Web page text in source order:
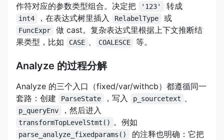
作符对应的参数类型组合。决定把
'123' 转成
int4 ，在表达式树里插入 RelabelType 或
FuncExpr
做 cast。复杂表达式里根据上下文推断结
果类型，比如
CASE 、 COALESCE 等。
Analyze 的过程分解
Analyze 的三个入口（fixed/var/withcb）都遵循同一
套路：创建
ParseState ，写入 p_sourcetext 、
p_queryEnv ，然后进入
transformTopLevelStmt() 。例如
parse_analyze_fixedparams()
的注释也明确：它把